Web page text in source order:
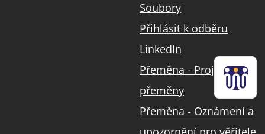
Soubory
Přihlásit k odběru
LinkedIn
Přeměna - Projekt
přeměny
Přeměna - Oznámení a